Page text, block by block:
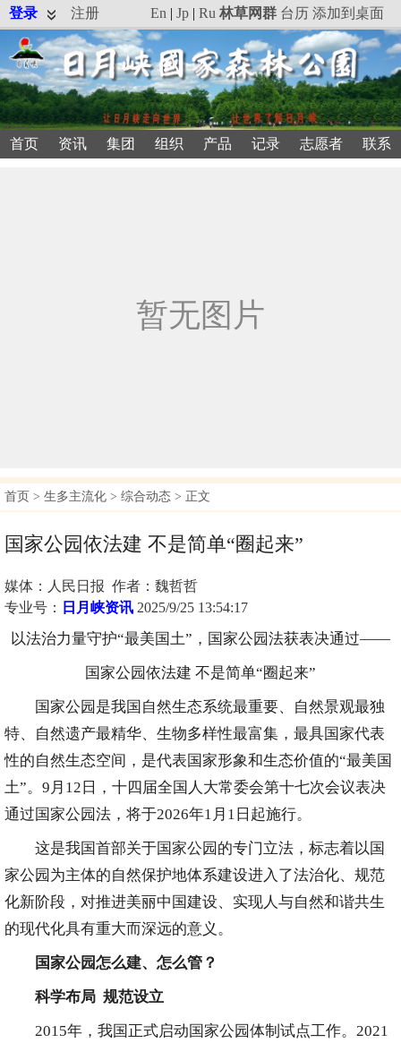
登录 注册 En | Jp | Ru 林草网群 台历 添加到桌面
首页 资讯 集团 组织 产品 记录 志愿者 联系
首页 > 生多主流化 > 综合动态 > 正文
国家公园依法建 不是简单“圈起来”
媒体：人民日报 作者：魏哲哲
专业号：
日月峡资讯 2025/9/25 13:54:17
以法治力量守护“最美国土”，国家公园法获表决通过——
国家公园依法建 不是简单“圈起来”
国家公园是我国自然生态系统最重要、自然景观最独
特、自然遗产最精华、生物多样性最富集，最具国家代表
性的自然生态空间，是代表国家形象和生态价值的“最美国
土”。9月12日，十四届全国人大常委会第十七次会议表决
通过国家公园法，将于2026年1月1日起施行。
这是我国首部关于国家公园的专门立法，标志着以国
家公园为主体的自然保护地体系建设进入了法治化、规范
化新阶段，对推进美丽中国建设、实现人与自然和谐共生
的现代化具有重大而深远的意义。
国家公园怎么建、怎么管？
科学布局 规范设立
2015年，我国正式启动国家公园体制试点工作。2021